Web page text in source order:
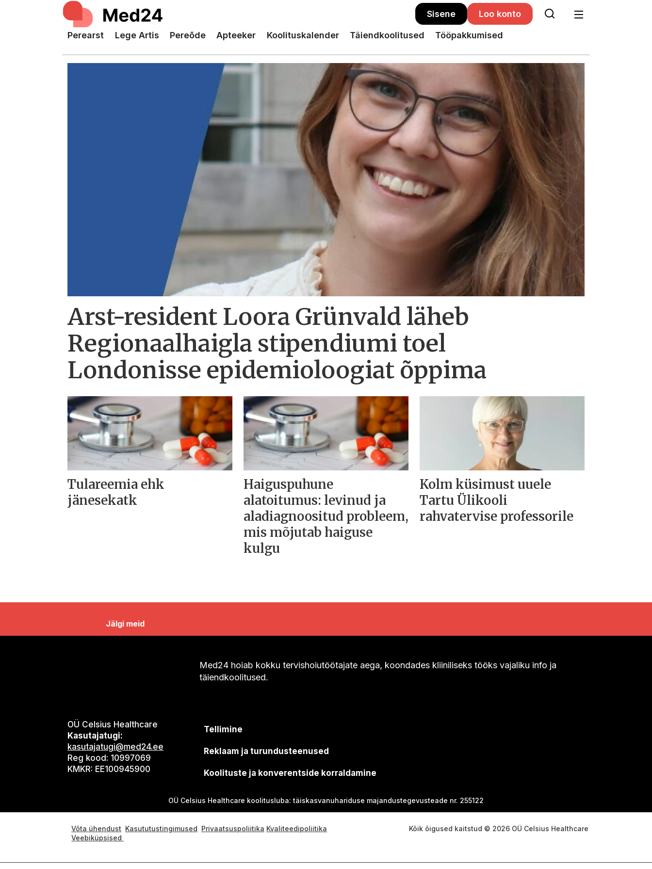
Sisene Loo konto
Perearst Lege Artis Pereõde Apteeker Koolituskalender Täiendkoolitused Tööpakkumised
Arst-resident Loora Grünvald läheb
Regionaalhaigla stipendiumi toel
Londonisse epidemioloogiat õppima
Tulareemia ehk
jänesekatk
Haiguspuhune
alatoitumus: levinud ja
aladiagnoositud probleem,
mis mõjutab haiguse
kulgu
Kolm küsimust uuele
Tartu Ülikooli
rahvatervise professorile
Jälgi meid
Med24 hoiab kokku tervishoiutöötajate aega, koondades kliiniliseks tööks vajaliku info ja
täiendkoolitused.
OÜ Celsius Healthcare
Kasutajatugi:
kasutajatugi@med24.ee
Reg kood: 10997069
KMKR: EE100945900
Tellimine
Reklaam ja turundusteenused
Koolituste ja konverentside korraldamine
OÜ Celsius Healthcare koolitusluba: täiskasvanuhariduse majandustegevusteade nr. 255122
Võta ühendust Kasututustingimused Privaatsuspoliitika Kvaliteedipoliitika
Veebiküpsised
Kõik õigused kaitstud © 2026 OÜ Celsius Healthcare